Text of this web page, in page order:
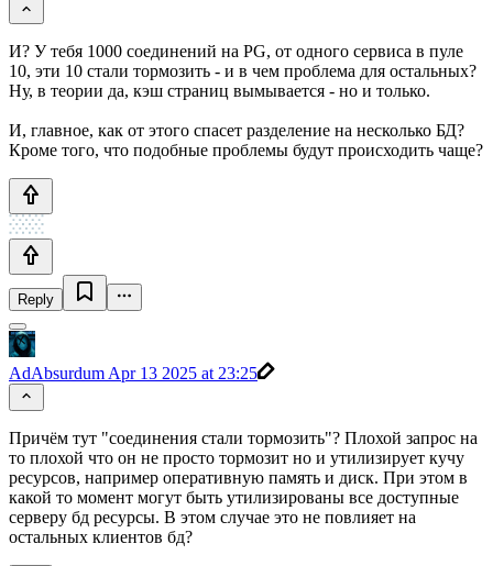
И? У тебя 1000 соединений на PG, от одного сервиса в пуле
10, эти 10 стали тормозить - и в чем проблема для остальных?
Ну, в теории да, кэш страниц вымывается - но и только.
И, главное, как от этого спасет разделение на несколько БД?
Кроме того, что подобные проблемы будут происходить чаще?
Reply
AdAbsurdum Apr 13 2025 at 23:25
Причём тут "соединения стали тормозить"? Плохой запрос на
то плохой что он не просто тормозит но и утилизирует кучу
ресурсов, например оперативную память и диск. При этом в
какой то момент могут быть утилизированы все доступные
серверу бд ресурсы. В этом случае это не повлияет на
остальных клиентов бд?